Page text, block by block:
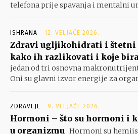
telefona prije spavanja i mentalni
ISHRANA 12. VELJAČE 2026.
Zdravi ugljikohidrati i
kako ih razlikovati i koje
jedan od tri osnovna
Oni su glavni izvor energije za
ZDRAVLJE 9. VELJAČE 2026.
Hormoni – što su hormoni i
u organizmu Hormoni su